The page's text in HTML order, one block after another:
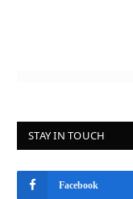
STAY IN TOUCH
Facebook